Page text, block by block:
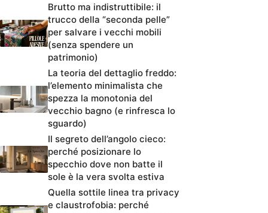
Brutto ma indistruttibile: il
trucco della “seconda pelle”
per salvare i vecchi mobili
(senza spendere un
patrimonio)
La teoria del dettaglio freddo:
l’elemento minimalista che
spezza la monotonia del
vecchio bagno (e rinfresca lo
sguardo)
Il segreto dell’angolo cieco:
perché posizionare lo
specchio dove non batte il
sole è la vera svolta estiva
Quella sottile linea tra privacy
e claustrofobia: perché